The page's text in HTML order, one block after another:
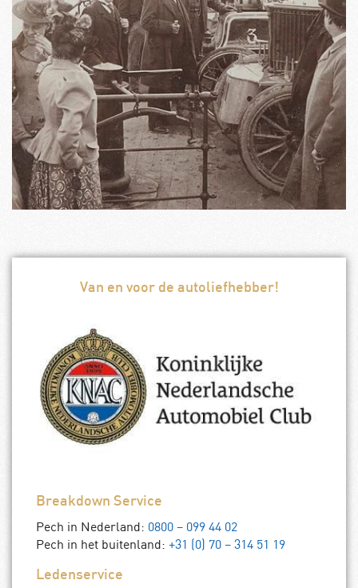
Van en voor de autoliefhebber!
Breakdown Service
Pech in Nederland: 0800 – 099 44 02
Pech in het buitenland: +31 (0) 70 – 314 51 19
Ledenservice